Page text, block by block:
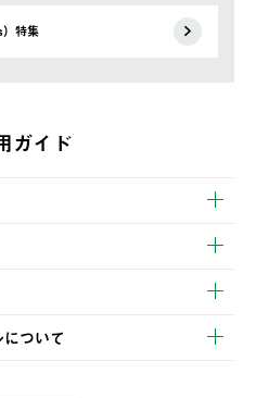
特集
ガイド
いただけます。
内に商品を発送いたします。
、木曜日以降のご注文は週明け
ついて